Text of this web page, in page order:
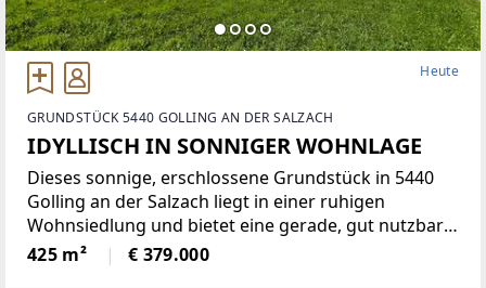
Heute
GRUNDSTÜCK 5440 GOLLING AN DER SALZACH
IDYLLISCH IN SONNIGER WOHNLAGE
Dieses sonnige, erschlossene Grundstück in 5440
Golling an der Salzach liegt in einer ruhigen
Wohnsiedlung und bietet eine gerade, gut nutzbare
Fläche. Ohne Bauzwang bleiben Sie flexibel ? perfekt
für alle, die ihren Wohntraum in ihrem eigenen
425 m² € 379.000